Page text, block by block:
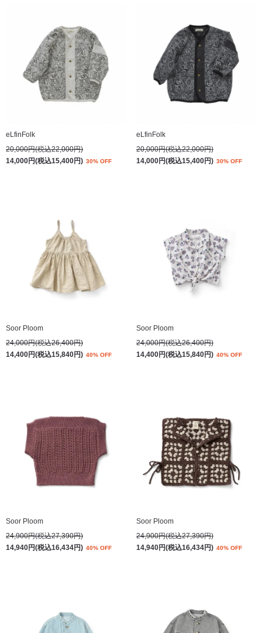
eLfinFolk
20,000円(税込22,000円)
14,000円(税込15,400円) 30% OFF
eLfinFolk
20,000円(税込22,000円)
14,000円(税込15,400円) 30% OFF
Soor Ploom
24,000円(税込26,400円)
14,400円(税込15,840円) 40% OFF
Soor Ploom
24,000円(税込26,400円)
14,400円(税込15,840円) 40% OFF
Soor Ploom
24,900円(税込27,390円)
14,940円(税込16,434円) 40% OFF
Soor Ploom
24,900円(税込27,390円)
14,940円(税込16,434円) 40% OFF